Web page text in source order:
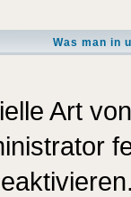
Was man in
Art